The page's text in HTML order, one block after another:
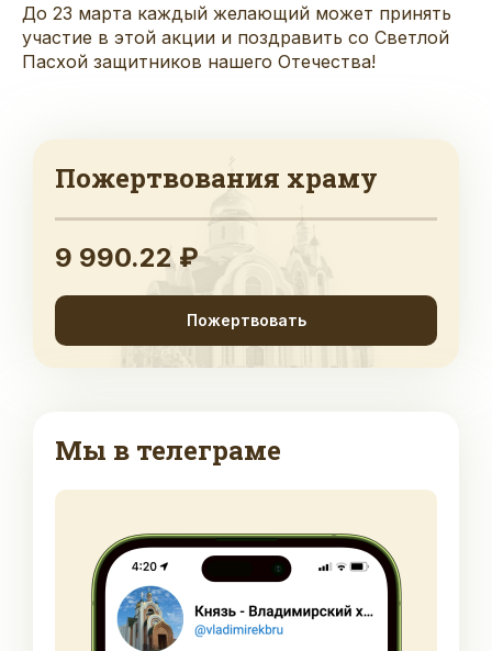
До 23 марта каждый желающий может принять
участие в этой акции и поздравить со Светлой
Пасхой защитников нашего Отечества!
Пожертвования храму
9 990.22 ₽
Пожертвовать
Мы в телеграме